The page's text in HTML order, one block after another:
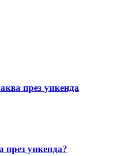
през уикенда
през уикенда?